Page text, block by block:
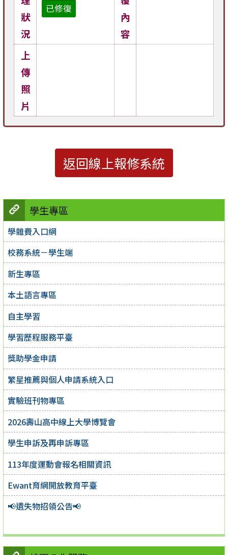
學生專區
學雜費入口網
校務系統－學生端
新生專區
本土語言專區
自主學習
學習歷程服務平臺
獎助學金申請
繁星推薦與個人申請系統入口
實驗班刊物專區
2026壽山高中線上大學博覽會
學生申訴及再申訴專區
113年度運動會報名相關資訊
Ewant育網開放教育平臺
📢遺失物招領公告📢
狀
況
已修復
內
容
上
傳
照
片
返回線上報修系統